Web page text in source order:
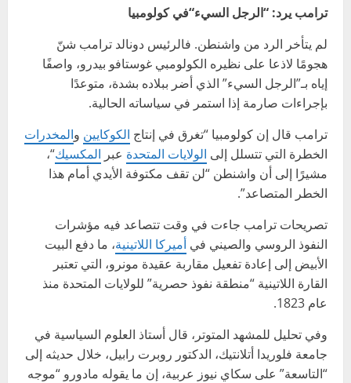
ترامب يرد: “الرجل السيء“في كولومبيا
لم يتأخر الرد من واشنطن. فالرئيس دونالد ترامب شنّ
هجومًا لاذعا على نظيره الكولومبي غوستافو بيدرو، واصفًا
إياه بـ”الرجل السيء” الذي أضر ببلاده بشدة، متوعدًا
بإجراءات صارمة إذا استمر في سياساته الحالية.
ترامب قال إن كولومبيا “تغرق في إنتاج الكوكايين والمخدرات
الخطرة التي تتسلل إلى الولايات المتحدة عبر المكسيك“،
مشيرًا إلى أن واشنطن “لن تقف مكتوفة الأيدي أمام هذا
الخطر المتصاعد”.
تصريحات ترامب جاءت في وقت تتصاعد فيه مؤشرات
النفوذ الروسي والصيني في أميركا اللاتينية، ما دفع البيت
الأبيض إلى إعادة تفعيل مقاربة عقيدة مونرو، التي تعتبر
القارة اللاتينية “منطقة نفوذ حصرية” للولايات المتحدة منذ
عام 1823.
وفي تحليل للمشهد المتوتر، قال أستاذ العلوم السياسية في
جامعة فلوريدا أتلانتيك، الدكتور روبرت رابيل، خلال حديثه إلى
“التاسعة” على سكاي نيوز عربية، إن ما يقوله مادورو “موجه